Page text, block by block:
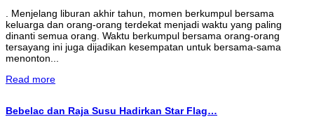
. Menjelang liburan akhir tahun, momen berkumpul bersama
keluarga dan orang-orang terdekat menjadi waktu yang paling
dinanti semua orang. Waktu berkumpul bersama orang-orang
tersayang ini juga dijadikan kesempatan untuk bersama-sama
menonton...
Read more
Bebelac dan Raja Susu Hadirkan Star Flag…